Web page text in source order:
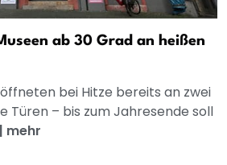
ab 30 Grad an heißen
bei Hitze bereits an zwei
Türen – bis zum Jahresende soll
| mehr